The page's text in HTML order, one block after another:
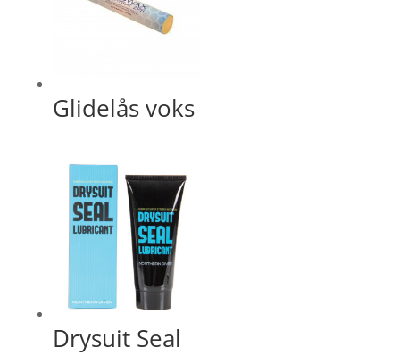
Glidelås voks
Drysuit Seal